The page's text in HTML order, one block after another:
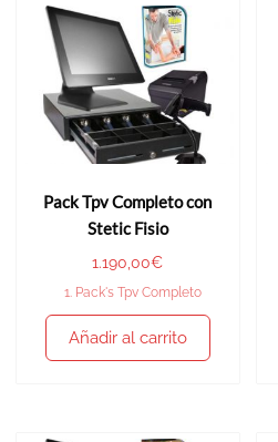
Pack Tpv Completo con
Stetic Fisio
1.190,00€
1. Pack's Tpv Completo
Añadir al carrito